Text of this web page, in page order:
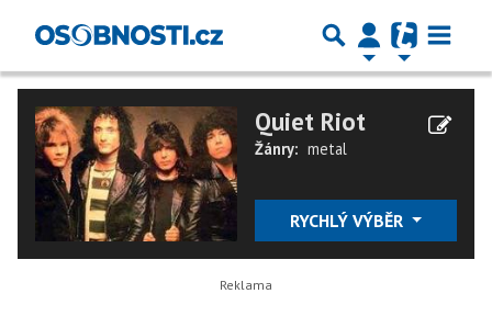
Quiet Riot
Žánry: metal
RYCHLÝ VÝBĚR